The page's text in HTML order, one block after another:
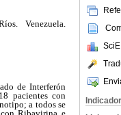
Venezuela.
de Interferón
pacientes con
a todos se